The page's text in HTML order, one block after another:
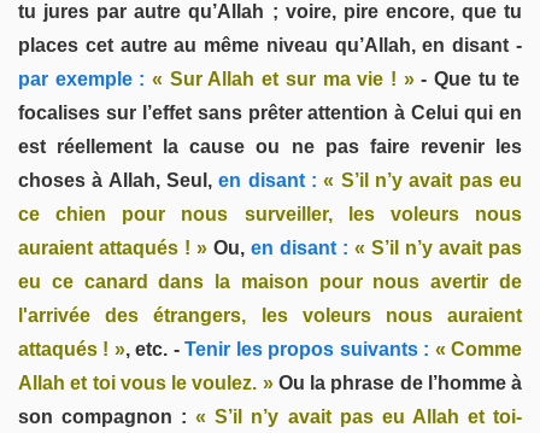
tu jures par autre qu’Allah ; voire, pire encore, que tu
places cet autre au même niveau qu’Allah, en disant -
par exemple : « Sur Allah et sur ma vie ! »- Que tu te
focalises sur l’effet sans prêter attention à Celui qui en
est réellement la cause ou ne pas faire revenir les
choses à Allah, Seul, en disant : « S’il n’y avait pas eu
ce chien pour nous surveiller, les voleurs nous
auraient attaqués ! » Ou, en disant : « S’il n’y avait pas
eu ce canard dans la maison pour nous avertir de
l'arrivée des étrangers, les voleurs nous auraient
attaqués ! », etc. -Tenir les propos suivants : « Comme
Allah et toi vous le voulez. »Ou la phrase de l’homme à
son compagnon :« S’il n’y avait pas eu Allah et toi-